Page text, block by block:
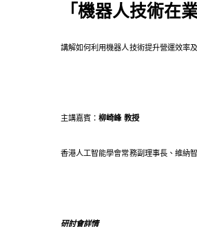
「機器人技術在
講解如何利用機器人技術提升營運效率
主講嘉賓：柳崎峰 教授
香港人工智能學會常務副理事長、維納
研討會詳情